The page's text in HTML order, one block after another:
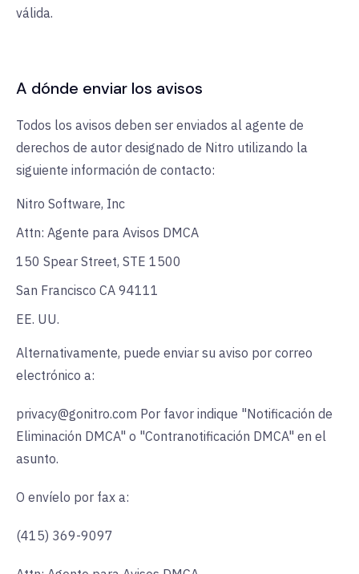
válida.
A dónde enviar los avisos
Todos los avisos deben ser enviados al agente de
derechos de autor designado de Nitro utilizando la
siguiente información de contacto:
Nitro Software, Inc
Attn: Agente para Avisos DMCA
150 Spear Street, STE 1500
San Francisco CA 94111
EE. UU.
Alternativamente, puede enviar su aviso por correo
electrónico a:
privacy@gonitro.com Por favor indique "Notificación de
Eliminación DMCA" o "Contranotificación DMCA" en el
asunto.
O envíelo por fax a:
(415) 369-9097